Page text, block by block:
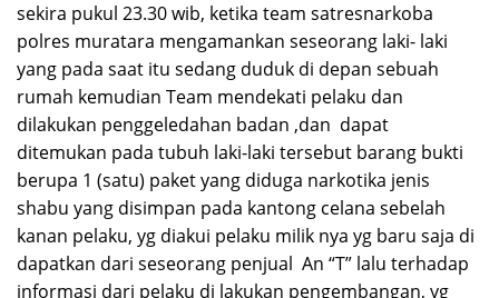
sekira pukul 23.30 wib, ketika team satresnarkoba
polres muratara mengamankan seseorang laki- laki
yang pada saat itu sedang duduk di depan sebuah
rumah kemudian Team mendekati pelaku dan
dilakukan penggeledahan badan ,dan dapat
ditemukan pada tubuh laki-laki tersebut barang bukti
berupa 1 (satu) paket yang diduga narkotika jenis
shabu yang disimpan pada kantong celana sebelah
kanan pelaku, yg diakui pelaku milik nya yg baru saja di
dapatkan dari seseorang penjual An “T” lalu terhadap
informasi dari pelaku di lakukan pengembangan, yg